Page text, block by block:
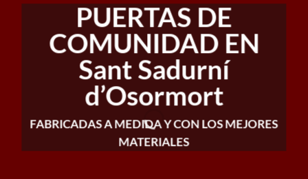
PUERTAS DE
COMUNIDAD EN
Sant Sadurní
d’Osormort
FABRICADAS A MEDIDA Y CON LOS MEJORES
MATERIALES